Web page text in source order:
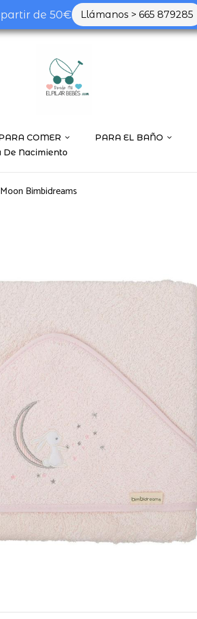
de 50€ Llámanos > 665 879285
COMER PARA EL BAÑO
De Nacimiento
Bimbidreams